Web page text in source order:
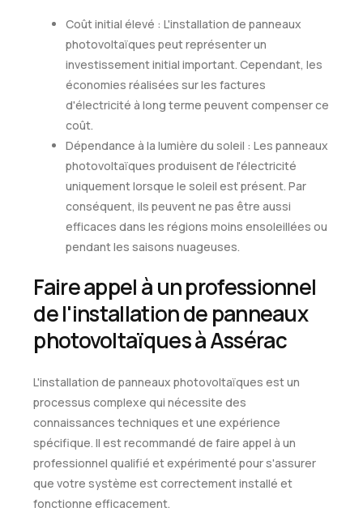
Coût initial élevé : L'installation de panneaux
photovoltaïques peut représenter un
investissement initial important. Cependant, les
économies réalisées sur les factures
d'électricité à long terme peuvent compenser ce
coût.
Dépendance à la lumière du soleil : Les panneaux
photovoltaïques produisent de l'électricité
uniquement lorsque le soleil est présent. Par
conséquent, ils peuvent ne pas être aussi
efficaces dans les régions moins ensoleillées ou
pendant les saisons nuageuses.
Faire appel à un professionnel
de l'installation de panneaux
photovoltaïques à Assérac
L'installation de panneaux photovoltaïques est un
processus complexe qui nécessite des
connaissances techniques et une expérience
spécifique. Il est recommandé de faire appel à un
professionnel qualifié et expérimenté pour s'assurer
que votre système est correctement installé et
fonctionne efficacement.